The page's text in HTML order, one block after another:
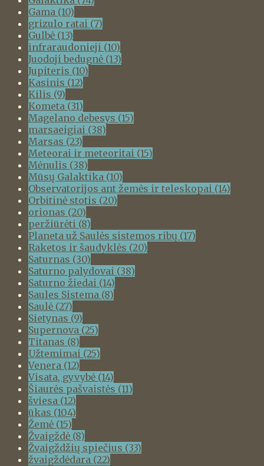
Gama (10)
grizulo ratai (7)
Gulbė (13)
infraraudonieji (10)
Juodoji bedugnė (13)
Jupiteris (10)
Kasinis (12)
Kilis (9)
Kometa (31)
Magelano debesys (15)
marsaeigiai (38)
Marsas (23)
Meteorai ir meteoritai (15)
Mėnulis (38)
Mūsų Galaktika (10)
Observatorijos ant žemės ir teleskopai (14)
Orbitinė stotis (20)
orionas (20)
peržiūrėti (8)
Planeta už Saulės sistemos ribų (17)
Raketos ir šaudyklės (20)
Saturnas (30)
Saturno palydovai (38)
Saturno žiedai (14)
Saules Sistema (8)
Saulė (27)
Sietynas (9)
Supernova (25)
Titanas (8)
Užtemimai (25)
Venera (12)
Visata, gyvybė (14)
Šiaurės pašvaistės (11)
šviesa (12)
ūkas (104)
Žemė (15)
Žvaigždė (8)
Žvaigždžių spiečius (33)
žvaigždėdara (22)